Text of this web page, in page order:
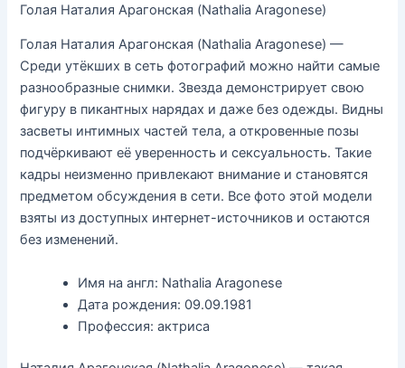
Голая Наталия Арагонская (Nathalia Aragonese)
Голая Наталия Арагонская (Nathalia Aragonese) —
Среди утёкших в сеть фотографий можно найти самые
разнообразные снимки. Звезда демонстрирует свою
фигуру в пикантных нарядах и даже без одежды. Видны
засветы интимных частей тела, а откровенные позы
подчёркивают её уверенность и сексуальность. Такие
кадры неизменно привлекают внимание и становятся
предметом обсуждения в сети. Все фото этой модели
взяты из доступных интернет-источников и остаются
без изменений.
Имя на англ: Nathalia Aragonese
Дата рождения: 09.09.1981
Профессия: актриса